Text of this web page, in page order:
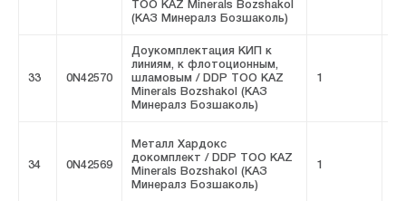
ТОО KAZ Minerals Bozshakol
(КАЗ Минералз Бозшаколь)
33 0N42570
Доукомплектация КИП к
линиям, к флотоционным,
шламовым / DDP ТОО KAZ
Minerals Bozshakol (КАЗ
Минералз Бозшаколь)
1
34 0N42569
Металл Хардокс
докомплект / DDP ТОО KAZ
Minerals Bozshakol (КАЗ
Минералз Бозшаколь)
1